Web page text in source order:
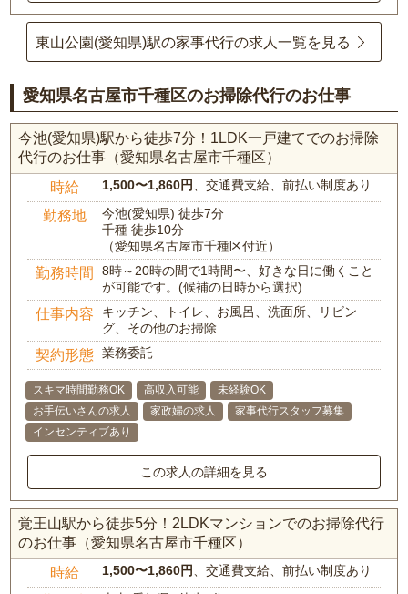
東山公園(愛知県)駅の家事代行の求人一覧を見る
愛知県名古屋市千種区のお掃除代行のお仕事
今池(愛知県)駅から徒歩7分！1LDK一戸建てでのお掃除
代行のお仕事（愛知県名古屋市千種区）
時給 1,500〜1,860円 、交通費支給、前払い制度あり
勤務地
今池(愛知県) 徒歩7分
千種 徒歩10分
（愛知県名古屋市千種区付近）
勤務時間
8時～20時の間で1時間〜、好きな日に働くこと
が可能です。(候補の日時から選択)
仕事内容
キッチン、トイレ、お風呂、洗面所、リビン
グ、その他のお掃除
契約形態 業務委託
スキマ時間勤務OK 高収入可能
未経験OK
お手伝いさんの求人
家政婦の求人
家事代行スタッフ募集
インセンティブあり
この求人の詳細を見る
覚王山駅から徒歩5分！2LDKマンションでのお掃除代行
のお仕事（愛知県名古屋市千種区）
時給 1,500〜1,860円 、交通費支給、前払い制度あり